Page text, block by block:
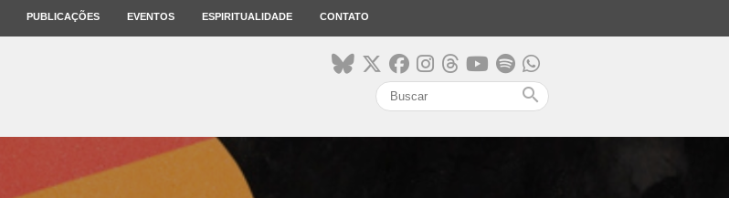
PUBLICAÇÕES EVENTOS ESPIRITUALIDADE CONTATO
search